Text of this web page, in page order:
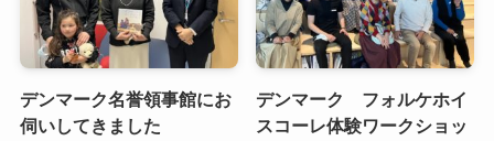
デンマーク名誉領事館にお
伺いしてきました
デンマーク フォルケホイ
スコーレ体験ワークショッ